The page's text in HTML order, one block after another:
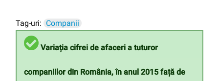
Tag-uri: Companii
Variația cifrei de afaceri a tuturor
companiilor din România, în anul 2015 față de